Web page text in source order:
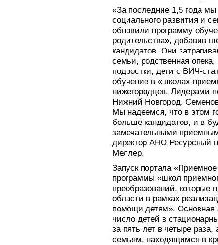
«За последние 1,5 года
социального развития и
обновили программу
родительства», добавив
кандидатов. Они
семьи, родственная
подростки, дети с ВИЧ-
обучение в «школах
нижегородцев. Лидерами
Нижний Новгород,
Мы надеемся, что в этом
больше кандидатов, и в
замечательными
директор АНО Ресурсный
Меллер.
Запуск портала
программы «школ
преобразований, которые
области в рамках
помощи детям». Основная
число детей в
за пять лет в четыре
семьям, находящимся в